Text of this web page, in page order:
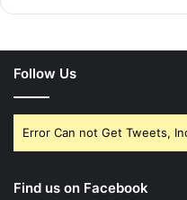
Follow Us
Error Can not Get Tweets,
Find us on Facebook